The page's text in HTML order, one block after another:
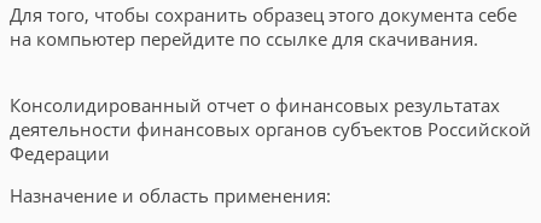
Для того, чтобы сохранить образец этого документа себе
на компьютер перейдите по ссылке для скачивания.
Консолидированный отчет о финансовых результатах
деятельности финансовых органов субъектов Российской
Федерации
Назначение и область применения: